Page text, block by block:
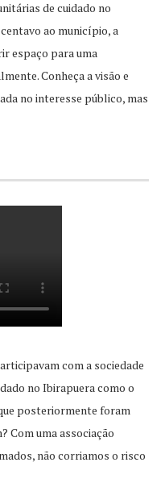
de cuidado no
ao município, a
espaço para uma
Conheça a visão e
no interesse público, mas
com a sociedade
no Ibirapuera como o
posteriormente foram
Com uma associação
não corriamos o risco